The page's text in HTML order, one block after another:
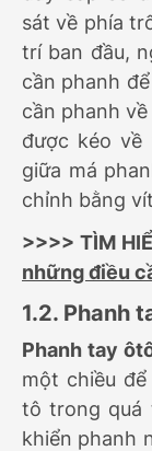
sát về phía
trí ban đầu,
cần phanh
cần phanh
được kéo
giữa má
chỉnh bằng
>>>> TÌM
những điều
1.2. Phanh
Phanh tay
một chiều
tô trong quá
khiển phanh